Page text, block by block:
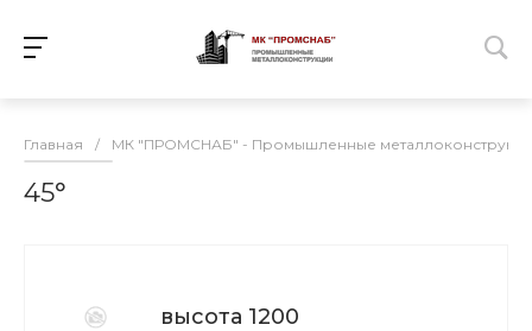
Главная / МК "ПРОМСНАБ" - Промышленные
45°
высота 1200